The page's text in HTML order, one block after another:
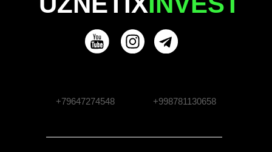
+79647274548 +998781130658